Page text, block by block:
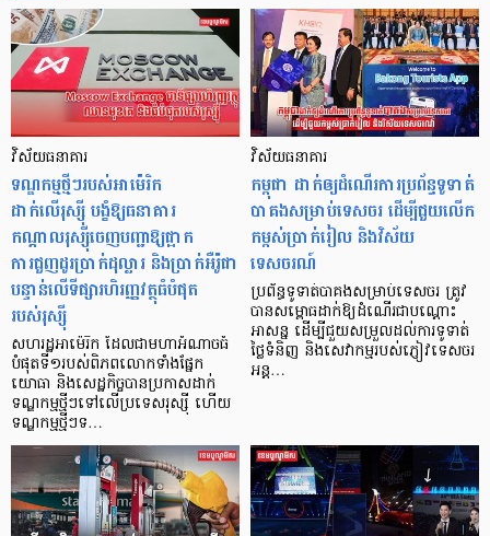
វិស័យធនាគារ
ទណ្ឌកម្មថ្មីៗរបស់អាម៉េរិក
ដាក់លើរុស្ស៊ី បង្ខំឱ្យធនាគារ
កណ្ដាលរុស្ស៊ីចេញបញ្ជាឱ្យផ្អាក
ការជួញដូរប្រាក់ដុល្លារ និងប្រាក់អឺរ៉ូជា
បន្ទាន់លើទីផ្សារហិរញ្ញវត្ថុធំបំផុត
របស់រុស្ស៊ី
សហរដ្ឋអាម៉េរិក ដែលជាមហាអំណាចធំ
បំផុតទី១របស់ពិភពលោកទាំងផ្នែក
យោធា និងសេដ្ឋកិច្ចបានប្រកាសដាក់
ទណ្ឌកម្មថ្មីៗទៅលើប្រទេសរុស្ស៊ី ហើយ
ទណ្ឌកម្មថ្មីៗទ…
វិស័យធនាគារ
កម្ពុជា ដាក់ឲ្យដំណើរការប្រព័ន្ធទូទាត់
បាគងសម្រាប់ទេសចរ ដើម្បីជួយលើក
កម្ពស់ប្រាក់រៀល និងវិស័យ
ទេសចរណ៍
ប្រព័ន្ធទូទាត់បាគងសម្រាប់ទេសចរ ត្រូវ
បានសម្ពោធដាក់ឱ្យដំណើរជាបណ្តោះ
អាសន្ន ដើម្បីជួយសម្រួលដល់ការទូទាត់
ថ្លៃទំនិញ និងសេវាកម្មរបស់ភ្ញៀវទេសចរ
អន្ត…